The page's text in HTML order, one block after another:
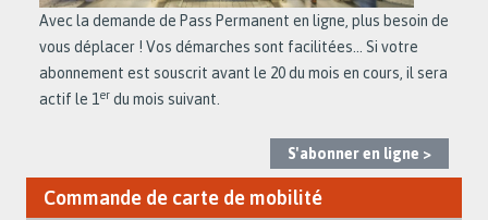
Avec la demande de Pass Permanent en ligne, plus besoin de
vous déplacer ! Vos démarches sont facilitées... Si votre
abonnement est souscrit avant le 20 du mois en cours, il sera
actif le 1 er du mois suivant.
S'abonner en ligne >
Commande de carte de mobilité